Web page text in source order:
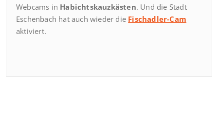
Webcams in Habichtskauzkästen. Und die Stadt
Eschenbach hat auch wieder die Fischadler-Cam
aktiviert.